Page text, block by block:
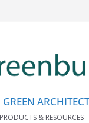
& RESOURCES